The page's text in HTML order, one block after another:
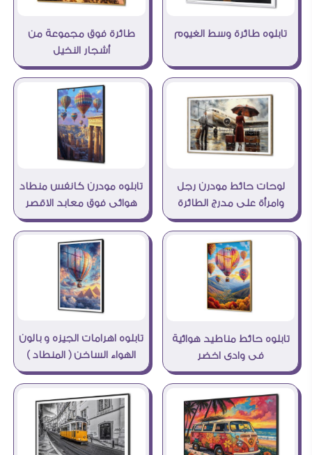
تابلوه طائرة وسط الغيوم
طائرة فوق مجموعة من
أشجار النخيل
لوحات حائط مودرن رجل
وامرأة على مدرج الطائرة
تابلوه مودرن كانفس منطاد
هوائى فوق معابد الاقصر
تابلوه حائط مناطيد هوائية
فى وادى اخضر
تابلوه اهرامات الجيزه و بالون
الهواء الساخن ( المنطاد )